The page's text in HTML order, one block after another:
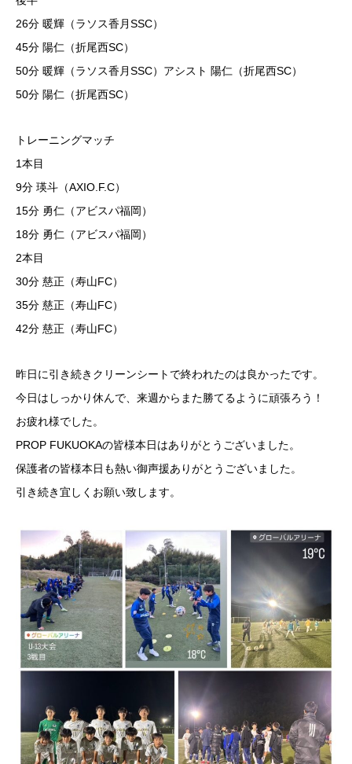
26分 暖輝（ラソス香月SSC）
45分 陽仁（折尾西SC）
50分 暖輝（ラソス香月SSC）アシスト 陽仁（折尾西SC）
50分 陽仁（折尾西SC）
トレーニングマッチ
1本目
9分 瑛斗（AXIO.F.C）
15分 勇仁（アビスパ福岡）
18分 勇仁（アビスパ福岡）
2本目
30分 慈正（寿山FC）
35分 慈正（寿山FC）
42分 慈正（寿山FC）
昨日に引き続きクリーンシートで終われたのは良かったです。
今日はしっかり休んで、来週からまた勝てるように頑張ろう！
お疲れ様でした。
PROP FUKUOKAの皆様本日はありがとうございました。
保護者の皆様本日も熱い御声援ありがとうございました。
引き続き宜しくお願い致します。